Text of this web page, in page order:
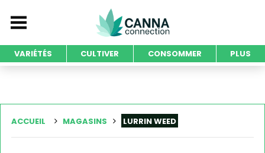
VARIÉTÉS CULTIVER CONSOMMER PLUS
ACCUEIL MAGASINS LURRIN WEED